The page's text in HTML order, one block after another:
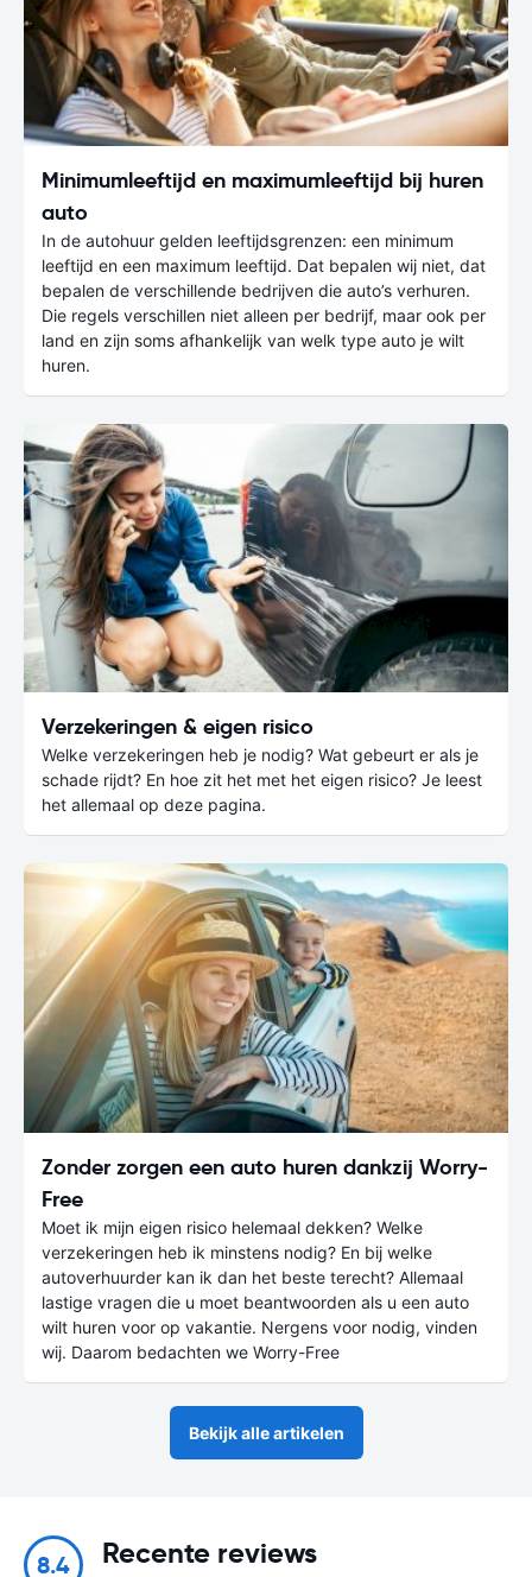
Minimumleeftijd en maximumleeftijd bij huren
auto
In de autohuur gelden leeftijdsgrenzen: een minimum
leeftijd en een maximum leeftijd. Dat bepalen wij niet, dat
bepalen de verschillende bedrijven die auto’s verhuren.
Die regels verschillen niet alleen per bedrijf, maar ook per
land en zijn soms afhankelijk van welk type auto je wilt
huren.
Verzekeringen & eigen risico
Welke verzekeringen heb je nodig? Wat gebeurt er als je
schade rijdt? En hoe zit het met het eigen risico? Je leest
het allemaal op deze pagina.
Zonder zorgen een auto huren dankzij Worry-
Free
Moet ik mijn eigen risico helemaal dekken? Welke
verzekeringen heb ik minstens nodig? En bij welke
autoverhuurder kan ik dan het beste terecht? Allemaal
lastige vragen die u moet beantwoorden als u een auto
wilt huren voor op vakantie. Nergens voor nodig, vinden
wij. Daarom bedachten we Worry-Free
Bekijk alle artikelen
8.4 Recente reviews